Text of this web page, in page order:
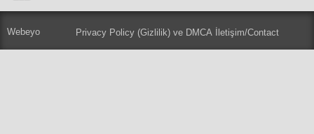
Webeyo Privacy Policy (Gizlilik) ve DMCA İletişim/Contact